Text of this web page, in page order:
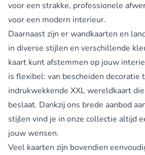
voor een strakke, professionele
voor een modern interieur.
Daarnaast zijn er wandkaarten en
in diverse stijlen en verschillende
kaart kunt afstemmen op jouw
is flexibel: van bescheiden decoratie
indrukwekkende XXL wereldkaart
beslaat. Dankzij ons brede aanbod
stijlen vind je in onze collectie altijd
jouw wensen.
Veel kaarten zijn bovendien